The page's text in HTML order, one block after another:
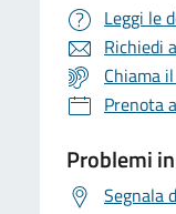
Leggi le
Richiedi
Chiama
Prenota
Problemi
Segnala